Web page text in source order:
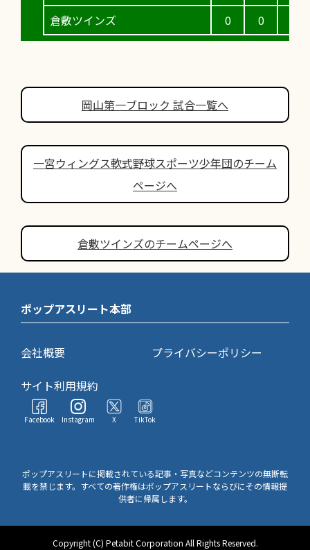
倉敷ツインズ
0 0
岡山第一ブロック 試合一覧へ
一宮ウィングス軟式野球スポーツ少年団のチーム
ページへ
倉敷ツインズのチームページへ
ポップアスリート本部
会社概要
プライバシーポリシー
サイト利用規約
Facebook Instagram X TikTok
ポップアスリートに掲載されている記事・写真などコンテンツの無断転
載を禁じます。すべての著作権はポップアスリートならびにその情報提
供者に帰属します。
Copyright (C) Petabit Corporation All Rights Reserved.